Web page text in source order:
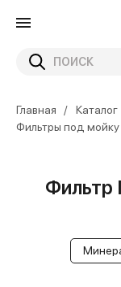
Главная Каталог
Фильтры под мойку